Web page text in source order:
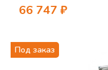
66 747 ₽
Под заказ